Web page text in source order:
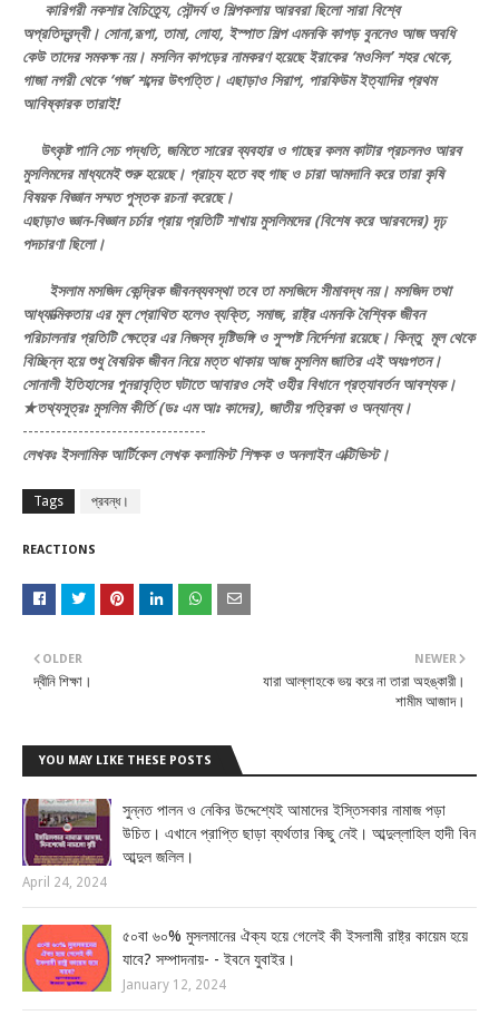
কারিগরী নকশার বৈচিত্র্যে, সৌন্দর্য ও শিল্পকলায় আরবরা ছিলো সারা বিশ্বে
অপ্রতিদ্বন্দ্বী। সোনা,রূপা, তামা, লোহা, ইস্পাত শিল্প এমনকি কাপড় বুননেও আজ অবধি
কেউ তাদের সমকক্ষ নয়। মসলিন কাপড়ের নামকরণ হয়েছে ইরাকের ‘মওসিল’ শহর থেকে,
গাজা নগরী থেকে ‘গজ’ শব্দের উৎপত্তি। এছাড়াও সিরাপ, পারফিউম ইত্যাদির প্রথম
আবিষ্কারক তারাই!
উৎকৃষ্ট পানি সেচ পদ্ধতি, জমিতে সারের ব্যবহার ও গাছের কলম কাটার প্রচলনও আরব
মুসলিমদের মাধ্যমেই শুরু হয়েছে। প্রাচ্য হতে বহু গাছ ও চারা আমদানি করে তারা কৃষি
বিষয়ক বিজ্ঞান সম্মত পুস্তক রচনা করেছে।
এছাড়াও জ্ঞান-বিজ্ঞান চর্চার প্রায় প্রতিটি শাখায় মুসলিমদের (বিশেষ করে আরবদের) দৃঢ়
পদচারণা ছিলো।
ইসলাম মসজিদ কেন্দ্রিক জীবনব্যবস্থা তবে তা মসজিদে সীমাবদ্ধ নয়। মসজিদ তথা
আধ্যাত্মিকতায় এর মূল প্রোথিত হলেও ব্যক্তি, সমাজ, রাষ্ট্র এমনকি বৈশ্বিক জীবন
পরিচালনার প্রতিটি ক্ষেত্রে এর নিজস্ব দৃষ্টিভঙ্গি ও সুস্পষ্ট নির্দেশনা রয়েছে। কিন্তু মূল থেকে
বিচ্ছিন্ন হয়ে শুধু বৈষয়িক জীবন নিয়ে মত্ত থাকায় আজ মুসলিম জাতির এই অধঃপতন।
সোনালী ইতিহাসের পুনরাবৃত্তি ঘটাতে আবারও সেই ওহীর বিধানে প্রত্যাবর্তন আবশ্যক।
★তথ্যসূত্রঃ মুসলিম কীর্তি (ডঃ এম আঃ কাদের), জাতীয় পত্রিকা ও অন্যান্য।
---------------------------------
লেখকঃ ইসলামিক আর্টিকেল লেখক কলামিস্ট শিক্ষক ও অনলাইন এক্টিভিস্ট।
Tags প্রবন্ধ।
REACTIONS
NEWER
যারা আল্লাহকে ভয় করে না তারা অহঙ্কারী।
শামীম আজাদ।
OLDER
দ্বীনি শিক্ষা।
YOU MAY LIKE THESE POSTS
সুন্নত পালন ও নেকির উদ্দেশ্যেই আমাদের ইস্তিসকার নামাজ পড়া
উচিত। এখানে প্রাপ্তি ছাড়া ব্যর্থতার কিছু নেই। আব্দুল্লাহিল হাদী বিন
আব্দুল জলিল।
April 24, 2024
৫০বা ৬০% মুসলমানের ঐক্য হয়ে গেলেই কী ইসলামী রাষ্ট্র কায়েম হয়ে
যাবে? সম্পাদনায়- - ইবনে যুবাইর।
January 12, 2024